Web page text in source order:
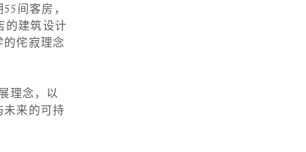
间客房，
的建筑设计
侘寂理念
理念，以
来的可持